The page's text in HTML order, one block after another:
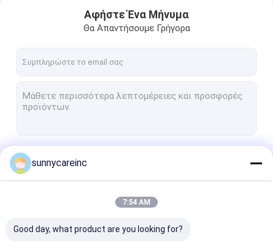
Αρχική Σελίδα
Σχετικά με εμάς
Αφήστε Ένα Μήνυμα
Θα Απαντήσουμε Γρήγορα
sunnycareinc
7:54 AM
Good day, what product are you looking for?